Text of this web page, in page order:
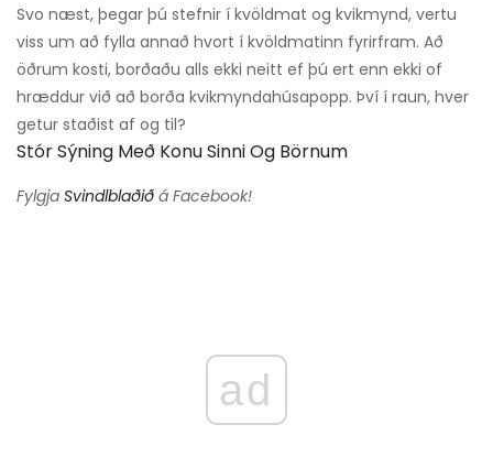
Svo næst, þegar þú stefnir í kvöldmat og kvikmynd, vertu
viss um að fylla annað hvort í kvöldmatinn fyrirfram. Að
öðrum kosti, borðaðu alls ekki neitt ef þú ert enn ekki of
hræddur við að borða kvikmyndahúsapopp. Því í raun, hver
getur staðist af og til?
Stór Sýning Með Konu Sinni Og Börnum
Fylgja Svindlblaðið á Facebook!
ad